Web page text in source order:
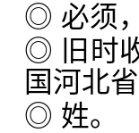
◎ 必须
◎ 旧时
国河北省
◎ 姓。